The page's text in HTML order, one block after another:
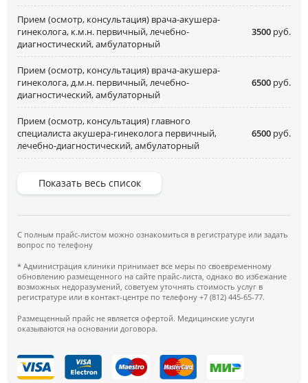
Прием (осмотр, консультация) врача-акушера-
гинеколога, к.м.н. первичный, лечебно-
диагностический, амбулаторный
3500 руб.
Прием (осмотр, консультация) врача-акушера-
гинеколога, д.м.н. первичный, лечебно-
диагностический, амбулаторный
6500 руб.
Прием (осмотр, консультация) главного
специалиста акушера-гинеколога первичный,
лечебно-диагностический, амбулаторный
6500 руб.
Показать весь список
С полным прайс-листом можно ознакомиться в регистратуре или задать
вопрос по телефону
* Администрация клиники принимает все меры по своевременному
обновлению размещенного на сайте прайс-листа, однако во избежание
возможных недоразумений, советуем уточнять стоимость услуг в
регистратуре или в контакт-центре по телефону +7 (812) 445-65-77.
Размещенный прайс не является офертой. Медицинские услуги
оказываются на основании договора.